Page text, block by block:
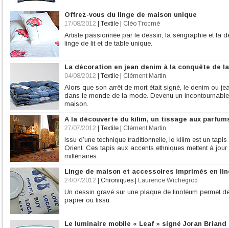
Offrez-vous du linge de maison unique
17/08/2012 Textile Cléo Trocmé
Artiste passionnée par le dessin, la sérigraphie et la
linge de lit et de table unique.
La décoration en jean denim à la conquête de
04/08/2012 Textile Clément Martin
Alors que son arrêt de mort était signé, le denim ou
dans le monde de la mode. Devenu un
maison.
A la découverte du kilim, un tissage aux
27/07/2012 Textile Clément Martin
Issu d’une technique traditionnelle, le kilim est un
Orient. Ces tapis aux accents ethniques mettent à
millénaires.
Linge de maison et accessoires imprimés en
24/07/2012 Chroniques Laurence Wichegrod
Un dessin gravé sur une plaque de linoléum permet
papier ou tissu.
Le luminaire mobile « Leaf » signé Joran Briand